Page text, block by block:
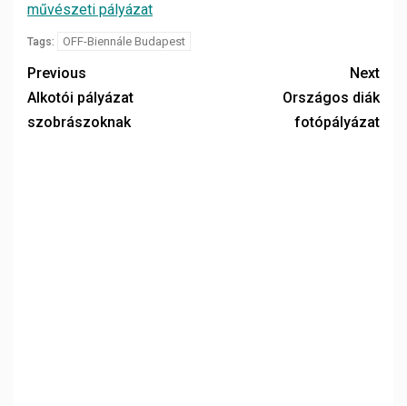
művészeti pályázat
Tags: OFF-Biennále Budapest
Previous
Alkotói pályázat
szobrászoknak
Next
Országos diák
fotópályázat